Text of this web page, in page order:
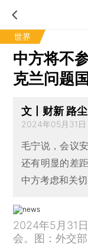
世界
中方将不
克兰问题
文丨财新 路尘
2024年05月31日
毛宁说，会议
还有明显的差
中方考虑和关切
2024年5月31
会。图：外交部